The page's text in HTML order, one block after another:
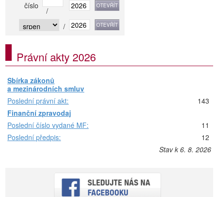
číslo
/
/
Právní akty 2026
Sbírka zákonů
a mezinárodních smluv
Poslední právní akt:
143
Finanční zpravodaj
Poslední číslo vydané MF:
11
Poslední předpis:
12
Stav k 6. 8. 2026